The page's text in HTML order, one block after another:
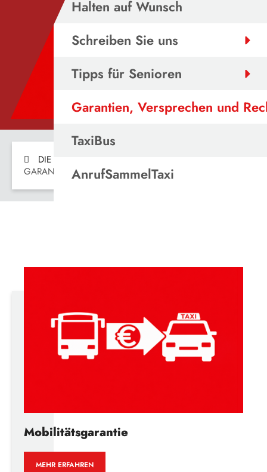
DIE VESTISCHE
GARANTIEN, VERSPRECHEN UND RECHTE
Mobilitätsgarantie
MEHR ERFAHREN
Halten auf Wunsch
Schreiben Sie uns
Tipps für Senioren
Garantien, Versprechen und
TaxiBus
AnrufSammelTaxi